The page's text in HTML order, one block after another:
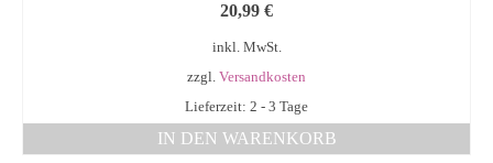
20,99 €
inkl. MwSt.
zzgl. Versandkosten
Lieferzeit: 2 - 3 Tage
IN DEN WARENKORB